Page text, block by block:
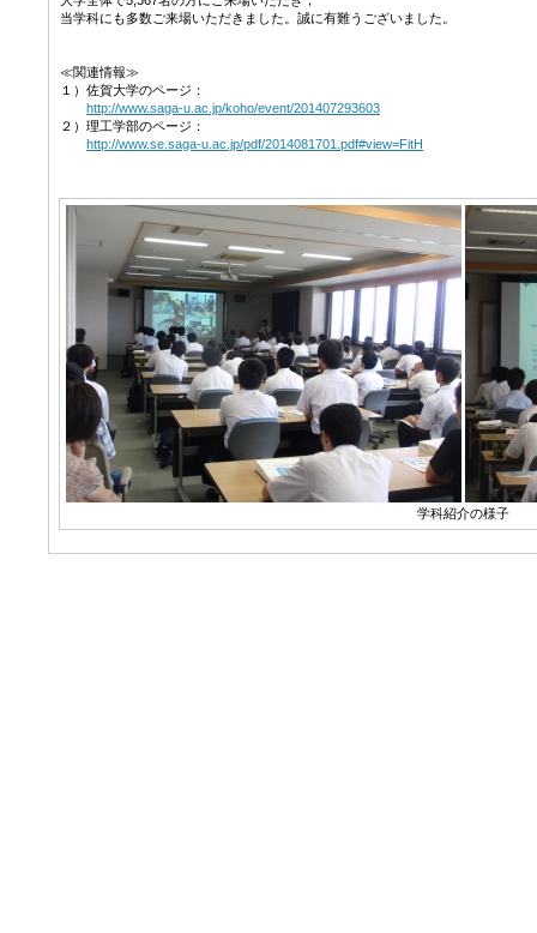
当学科にも多数ご来場いただきました。誠に有難うございました。
≪関連情報≫
１）佐賀大学のページ：
http://www.saga-u.ac.jp/koho/event/201407293603
２）理工学部のページ：
http://www.se.saga-u.ac.jp/pdf/2014081701.pdf#view=FitH
学科紹介の様子